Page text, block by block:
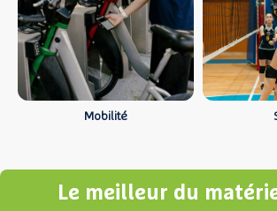
Mobilité
Le meilleur du